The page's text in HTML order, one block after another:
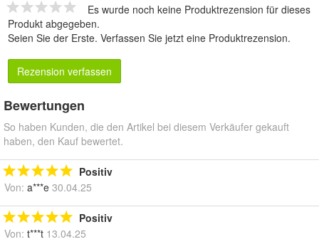
Es wurde noch keine Produktrezension für dieses
Produkt abgegeben.
Seien Sie der Erste. Verfassen Sie jetzt eine Produktrezension.
Rezension verfassen
Bewertungen
So haben Kunden, die den Artikel bei diesem Verkäufer gekauft
haben, den Kauf bewertet.
Positiv
Von: a***e 30.04.25
Positiv
Von: t***t 13.04.25